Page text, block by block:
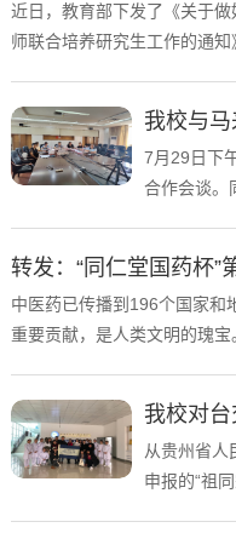
近日，教育部下发了《关于
师联合培养研究生工作的通
批的招生指标将纳入我校研
7月29日下
合作会谈。
田维毅副校
中医药已传播到196个国家和
重要贡献，是人类文明的瑰
展国际视野和跨学科研究能
从贵州省人
申报的“祖